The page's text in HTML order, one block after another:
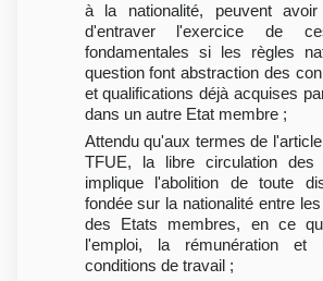
à la nationalité, peuvent
d'entraver l'exercice de
fondamentales si les règles
question font abstraction des
et qualifications déjà acquises
dans un autre Etat membre ;
Attendu qu'aux termes de
TFUE, la libre circulation des
implique l'abolition de toute
fondée sur la nationalité entre
des Etats membres, en ce
l'emploi, la rémunération et
conditions de travail ;